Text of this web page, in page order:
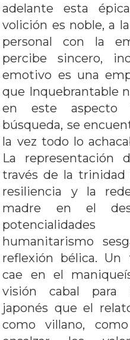
adelante esta
volición es noble, a
personal con la
percibe sincero,
emotivo es una
que Inquebrantable
en este aspecto
búsqueda, se
la vez todo lo
La representación
través de la trinidad
resiliencia y la
madre en el
humanitarismo
reflexión bélica. Un
cae en el
visión cabal para
japonés que el
como villano,